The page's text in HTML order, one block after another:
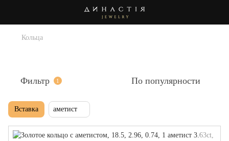
Кольца
Фильтр 1 По популярности
Вставка аметист